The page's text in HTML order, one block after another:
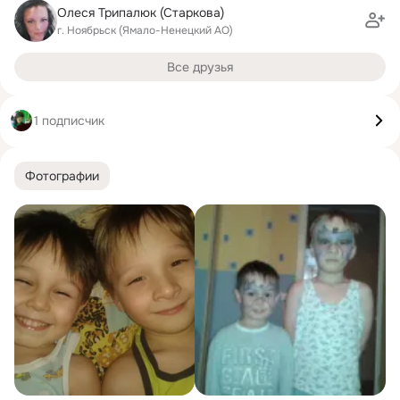
Фотографии
Олеся Трипалюк (Старкова)
г. Ноябрьск (Ямало-Ненецкий АО)
Все друзья
1 подписчик